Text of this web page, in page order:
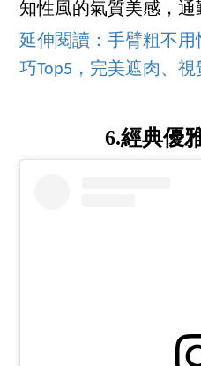
知性風的氣質美感，通
延伸閱讀：手臂粗不
巧Top5，完美遮肉、
6.經典優